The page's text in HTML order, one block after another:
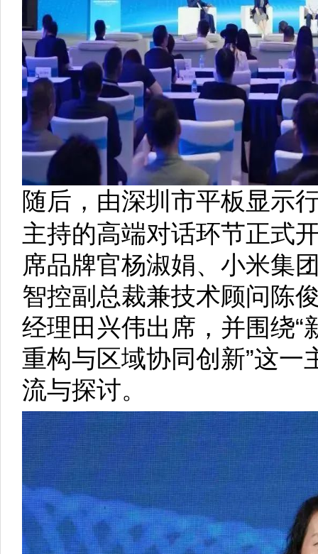
随后，由深圳市平板显示
主持的高端对话环节正式
席品牌官杨淑娟、小米集
智控副总裁兼技术顾问陈
经理田兴伟出席，并围绕“
重构与区域协同创新”这一
流与探讨。